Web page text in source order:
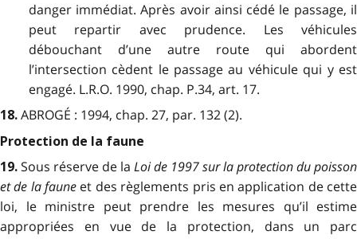
danger immédiat. Après avoir ainsi cédé le passage, il
peut repartir avec prudence. Les véhicules
débouchant d’une autre route qui abordent
l’intersection cèdent le passage au véhicule qui y est
engagé. L.R.O. 1990, chap. P.34, art. 17.
18. ABROGÉ : 1994, chap. 27, par. 132 (2).
Protection de la faune
19. Sous réserve de la Loi de 1997 sur la protection du poisson
et de la faune et des règlements pris en application de cette
loi, le ministre peut prendre les mesures qu’il estime
appropriées en vue de la protection, dans un parc